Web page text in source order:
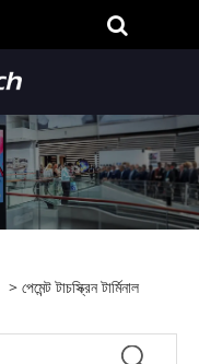
> পেমেন্ট টাচস্ক্রিন টার্মিনাল